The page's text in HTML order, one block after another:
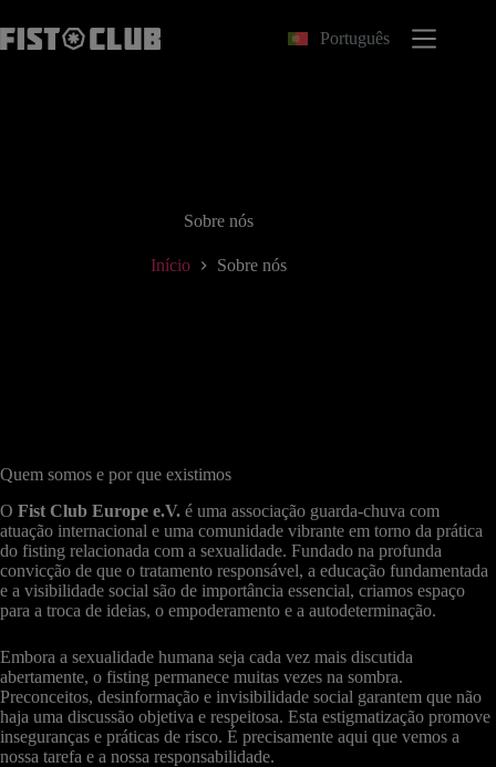
para
o
Português
Sobre nós
Início Sobre nós
Quem somos e por que existimos
O Fist Club Europe e.V. é uma associação guarda-chuva com
atuação internacional e uma comunidade vibrante em torno da prática
do fisting relacionada com a sexualidade. Fundado na profunda
convicção de que o tratamento responsável, a educação fundamentada
e a visibilidade social são de importância essencial, criamos espaço
para a troca de ideias, o empoderamento e a autodeterminação.
Embora a sexualidade humana seja cada vez mais discutida
abertamente, o fisting permanece muitas vezes na sombra.
Preconceitos, desinformação e invisibilidade social garantem que não
haja uma discussão objetiva e respeitosa. Esta estigmatização promove
inseguranças e práticas de risco. É precisamente aqui que vemos a
nossa tarefa e a nossa responsabilidade.